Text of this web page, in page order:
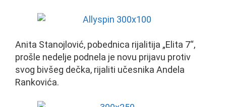
Anita Stanojlović, pobednica rijalitija „Elita 7“,
prošle nedelje podnela je novu prijavu protiv
svog bivšeg dečka, rijaliti učesnika Andela
Rankovića.